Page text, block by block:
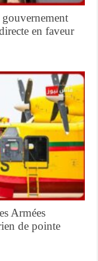
gouvernement
en faveur
Armées
de pointe